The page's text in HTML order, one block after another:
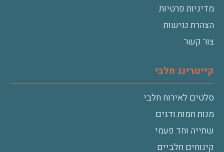
מדיניות פרטיות
הצהרת נגישות
צור קשר
קייטרינג חלבי
סלטים לאירוח חלבי
מנות חמות ודגים
שתייה וחד פעמי
קינוחים חלביים